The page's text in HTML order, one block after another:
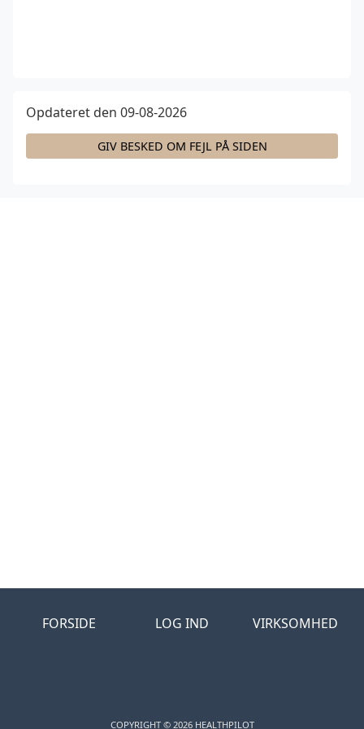
Opdateret den 09-08-2026
GIV BESKED OM FEJL PÅ SIDEN
FORSIDE LOG IND VIRKSOMHED
COPYRIGHT © 2026 HEALTHPILOT